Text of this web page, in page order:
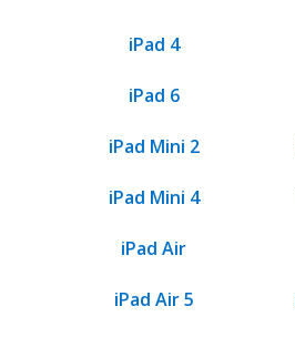
iPad 4
iPad 6
iPad Mini 2
iPad Mini 4
iPad Air
iPad Air 5